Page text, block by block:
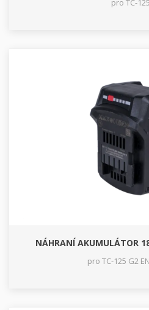
pro TC-
NÁHRANÍ AKUMULÁTOR
pro TC-125 G2